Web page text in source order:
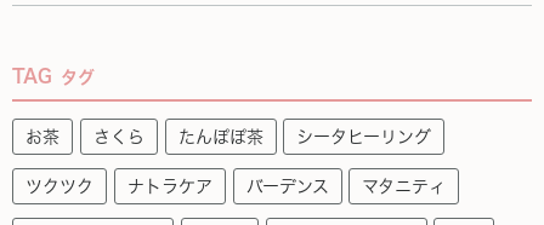
TAG タグ
お茶 さくら たんぽぽ茶 シータヒーリング
ツクツク ナトラケア バーデンス マタニティ